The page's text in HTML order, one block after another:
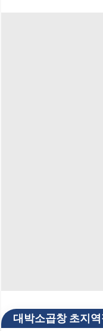
대박소곱창 초지